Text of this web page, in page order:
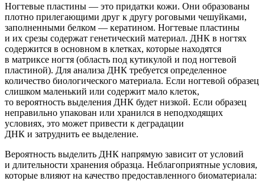
Ногтевые пластины — это придатки кожи. Они образованы
плотно прилегающими друг к другу роговыми чешуйками,
заполненными белком — кератином. Ногтевые пластины
и их срезы содержат генетический материал. ДНК в ногтях
содержится в основном в клетках, которые находятся
в матриксе ногтя (область под кутикулой и под ногтевой
пластиной). Для анализа ДНК требуется определенное
количество биологического материала. Если ногтевой образец
слишком маленький или содержит мало клеток,
то вероятность выделения ДНК будет низкой. Если образец
неправильно упакован или хранился в неподходящих
условиях, это может привести к деградации
ДНК и затруднить ее выделение.
Вероятность выделить ДНК напрямую зависит от условий
и длительности хранения образца. Неблагоприятные условия,
которые влияют на качество предоставленного биоматериала: